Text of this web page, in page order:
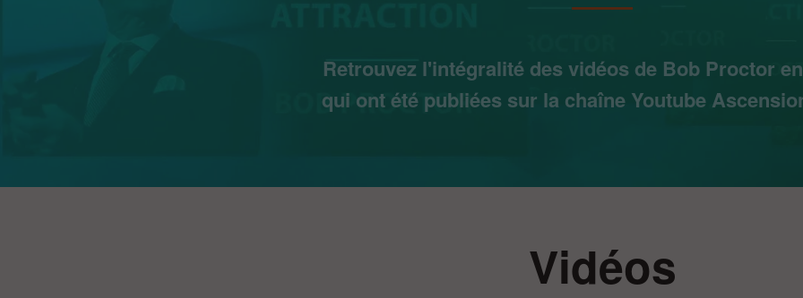
Retrouvez l'intégralité des vidéos de Bob Proctor
qui ont été publiées sur la chaîne Youtube
Vidéos